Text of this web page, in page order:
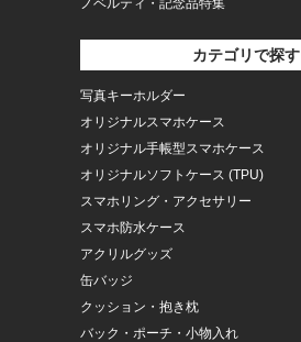
ノベルティ・記念品特集
カテゴリで探す
写真キーホルダー
オリジナルスマホケース
オリジナル手帳型スマホケース
オリジナルソフトケース (TPU)
スマホリング・アクセサリー
スマホ防水ケース
アクリルグッズ
缶バッジ
クッション・抱き枕
バック・ポーチ・小物入れ